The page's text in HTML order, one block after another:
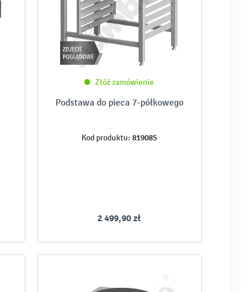
Złóż zamówienie
Podstawa do pieca 7-półkowego
Kod produktu: 819085
2 499,90 zł